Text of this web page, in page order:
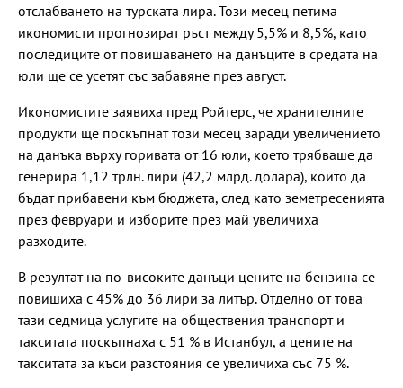
отслабването на турската лира. Този месец петима
икономисти прогнозират ръст между 5,5% и 8,5%, като
последиците от повишаването на данъците в средата на
юли ще се усетят със забавяне през август.
Икономистите заявиха пред Ройтерс, че хранителните
продукти ще поскъпнат този месец заради увеличението
на данъка върху горивата от 16 юли, което трябваше да
генерира 1,12 трлн. лири (42,2 млрд. долара), които да
бъдат прибавени към бюджета, след като земетресенията
през февруари и изборите през май увеличиха
разходите.
В резултат на по-високите данъци цените на бензина се
повишиха с 45% до 36 лири за литър. Отделно от това
тази седмица услугите на обществения транспорт и
такситата поскъпнаха с 51 % в Истанбул, а цените на
такситата за къси разстояния се увеличиха със 75 %.